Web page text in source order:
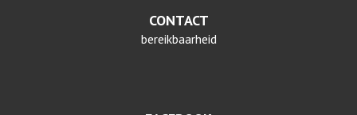
CONTACT
bereikbaarheid